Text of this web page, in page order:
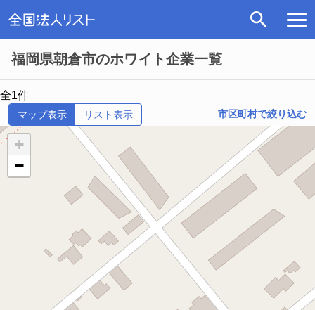
福岡県朝倉市のホワイト企業一覧
全1件
マップ表示 リスト表示 市区町村で絞り込む
+
−